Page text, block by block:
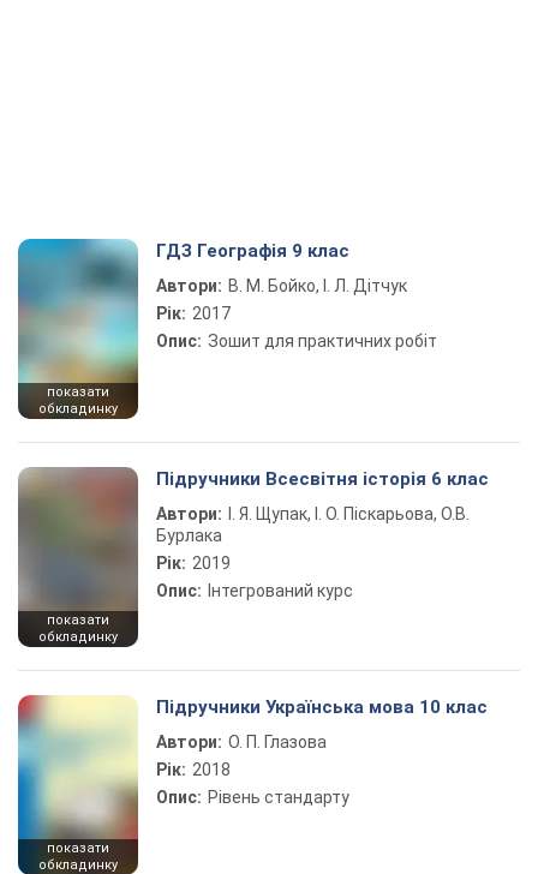
показати
обкладинку
ГДЗ Географія 9 клас
Автори: В. М. Бойко, І. Л. Дітчук
Рік: 2017
Опис: Зошит для практичних робіт
показати
обкладинку
Підручники Всесвітня історія 6 клас
Автори:
І. Я. Щупак, І. О. Піскарьова, О.В.
Бурлака
Рік: 2019
Опис: Інтегрований курс
показати
обкладинку
Підручники Українська мова 10 клас
Автори: О. П. Глазова
Рік: 2018
Опис: Рівень стандарту